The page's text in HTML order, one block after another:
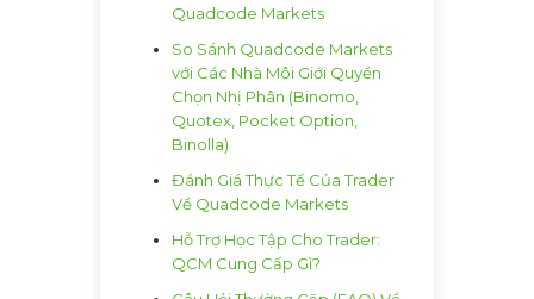
Quadcode Markets
So Sánh Quadcode Markets
với Các Nhà Môi Giới Quyền
Chọn Nhị Phân (Binomo,
Quotex, Pocket Option,
Binolla)
Đánh Giá Thực Tế Của Trader
Về Quadcode Markets
Hỗ Trợ Học Tập Cho Trader:
QCM Cung Cấp Gì?